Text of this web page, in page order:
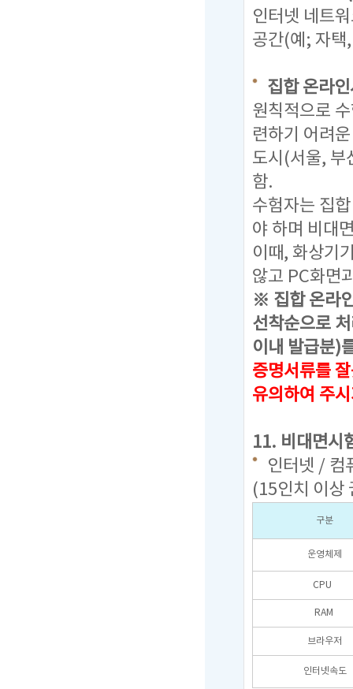
인터넷 네트
공간(예; 자택
집합 온라
원칙적으로
련하기 어려
도시(서울, 부
함.
수험자는 집
야 하며 비대
이때, 화상기
않고 PC화면
※ 집합 온라
선착순으로
이내 발급분)
증명서류를
유의하여 주
11. 비대면시
인터넷 / 컴
(15인치 이상
구분
운영체제
CPU
RAM
브라우저
인터넷속도